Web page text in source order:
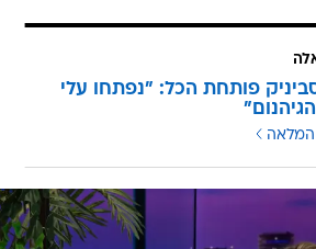
סביניק פותחת הכל: "נפתחו עלי